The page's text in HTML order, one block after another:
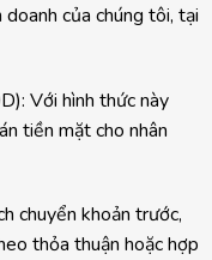
của chúng tôi, tại
Với hình thức này
tiền mặt cho nhân
chuyển khoản trước,
thỏa thuận hoặc hợp